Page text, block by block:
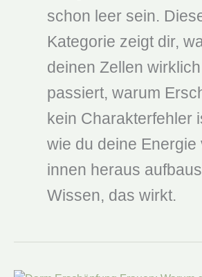
schon leer sein.
Kategorie zeigt dir,
deinen Zellen wirklich
passiert, warum
kein Charakterfehler
wie du deine Energie
innen heraus
Wissen, das wirkt.